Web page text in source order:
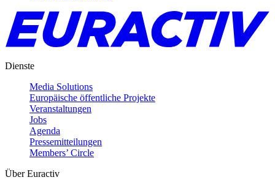
Dienste
Media Solutions
Europäische öffentliche Projekte
Veranstaltungen
Jobs
Agenda
Pressemitteilungen
Members’ Circle
Über Euractiv